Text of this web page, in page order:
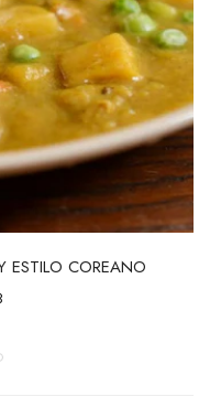
ESTILO COREANO